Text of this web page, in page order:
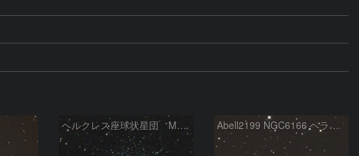
ヘルクレス座球状星団 M１３（RGB合成） Abell2199 NGC6166 ヘラクレス座